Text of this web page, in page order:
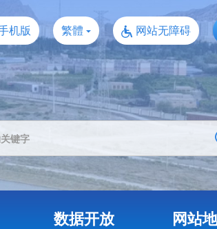
机版 繁體 网站无障碍
数据开放 网站